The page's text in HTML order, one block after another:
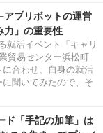
プリボットの運営
力」の重要性
就活イベント「キャリ
貿易センター浜松町
合わせ、自身の就活
聞いてみたので、そ
ド「手記の加筆」は